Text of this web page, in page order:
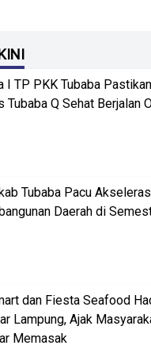
I TP PKK Tubaba
Tubaba Q Sehat Berjalan
Tubaba Pacu
Daerah di
dan Fiesta Seafood
Lampung, Ajak
Memasak